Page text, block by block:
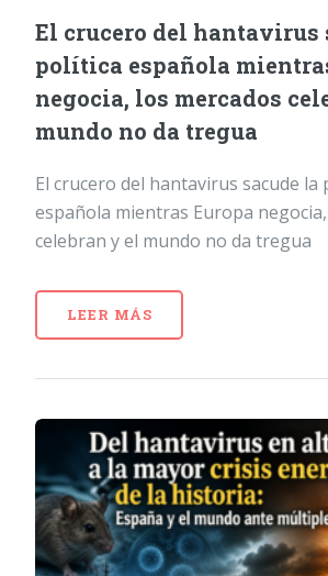
El crucero del hantavirus
política española
negocia, los mercados
mundo no da tregua
El crucero del hantavirus sacude la
española mientras Europa
celebran y el mundo no da tregua
LEER MÁS